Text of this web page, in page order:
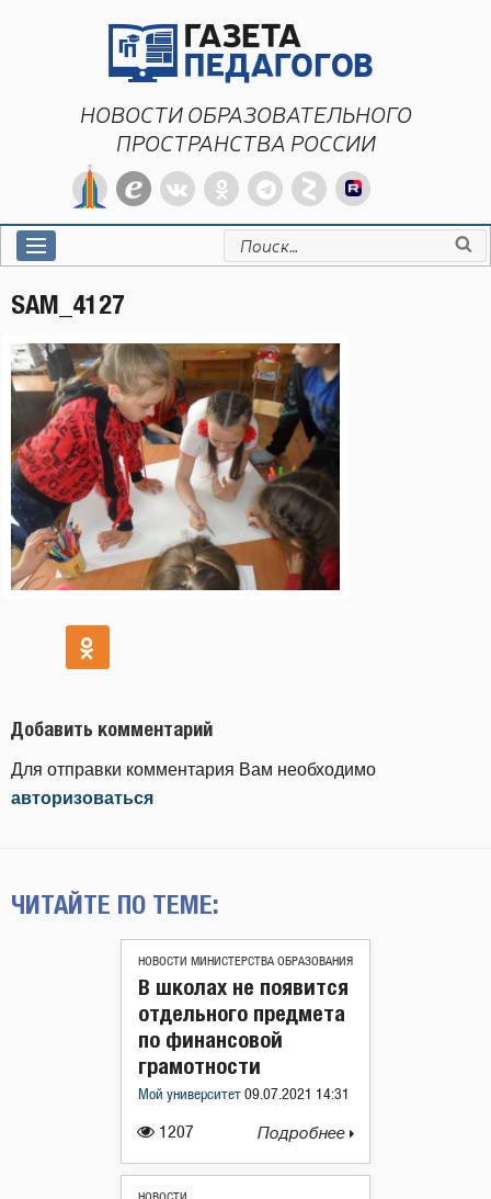
НОВОСТИ ОБРАЗОВАТЕЛЬНОГО
ПРОСТРАНСТВА РОССИИ
Искать:
SAM_4127
Добавить комментарий
Для отправки комментария Вам необходимо
авторизоваться
ЧИТАЙТЕ ПО ТЕМЕ:
НОВОСТИ МИНИСТЕРСТВА ОБРАЗОВАНИЯ
1207
В школах не появится
отдельного предмета
по финансовой
грамотности
Мой университет 09.07.2021 14:31
Подробнее